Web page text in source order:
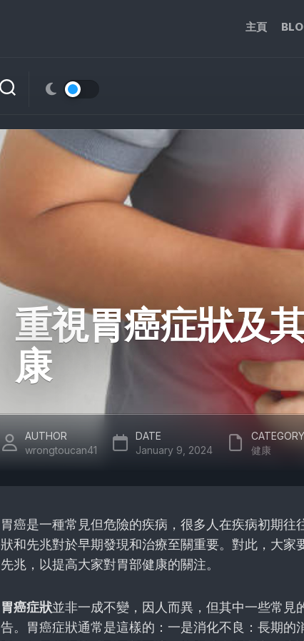
主頁
重視胃癌症狀及
康
AUTHOR
wrongtoucan41
DATE
January 9, 2024
CATEGORY
健康
胃癌是一種常見但危險的疾病，很多人在疾病初期往
狀和先兆對於早期發現和治療至關重要。對此，大家
先兆，以提高大家對胃部健康的關注。
胃癌症狀並非一成不變，因人而異，但其中一些常見
告。胃癌症狀通常是這樣的：一是消化不良：長期的